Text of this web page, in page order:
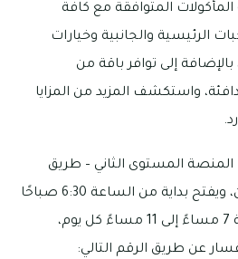
المتوافقة مع كافة
الرئيسية والجانبية وخيارات
إلى توافر باقة من
واستكشف المزيد من المزايا
المستوى الثاني – طريق
الكورنيش الغربي – البطين، ويفتح بداية من الساعة 6:30 صباحًا
إلى 11 صباحًا، ومن الساعة 7 مساءً إلى 11 مساءً كل يوم،
عن طريق الرقم التالي: